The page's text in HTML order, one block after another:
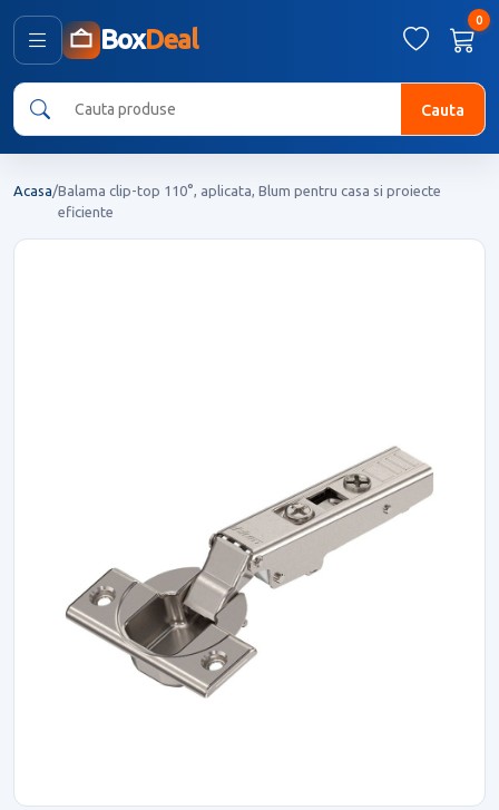
BoxDeal
0
Cauta
Acasa/Balama clip-top 110°, aplicata, Blum pentru casa si proiecte
eficiente